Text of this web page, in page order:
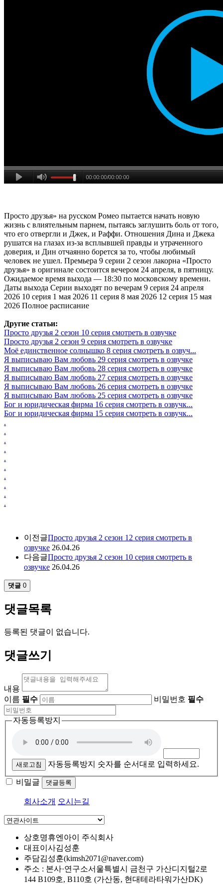
Просто друзья» на русском Ромео пытается начать новую
жизнь с влиятельным парнем, пытаясь заглушить боль от того,
что его отвергли и Джек, и Раффи. Отношения Дина и Джека
рушатся на глазах из-за всплывшей правды и утраченного
доверия, и Дин отчаянно борется за то, чтобы любимый
человек не ушел. Премьера 9 серии 2 сезон лакорна «Просто
друзья» в оригинале состоится вечером 24 апреля, в пятницу.
Ожидаемое время выхода — 18:30 по московскому времени.
Даты выхода Серии выходят по вечерам 9 серия 24 апреля
2026 10 серия 1 мая 2026 11 серия 8 мая 2026 12 серия 15 мая
2026 Полное расписание
Другие статьи:
Просто друзья 2 сезон 10 серия смотреть в озвучке
Просто друзья 2 сезон 9 серия смотреть в озвучке
Моё единственное солнышко 8 серия смотреть в озвуч...
Я выписываю Вам любовь 29 серия смотреть в озвучке
Я выписываю Вам любовь 28 серия смотреть в озвучке
Я выписываю Вам любовь 27 серия смотреть в озвучке
Я выписываю Вам любовь 26 серия смотреть в озвучке
Я выписываю Вам любовь 25 серия смотреть в озвучке
Бог и юридическая фирма 16 серия смотреть в озвучк...
Бог и юридическая фирма 15 серия смотреть в озвучк...
.
.
.
.
.
.
.
.
.
.
이전글Просто друзья 2 сезон 12 серия смотреть в
озвучке 26.04.26
다음글Просто друзья 2 сезон 10 серия смотреть в
озвучке 26.04.26
댓글 0
댓글목록
등록된 댓글이 없습니다.
댓글쓰기
내용
이름 필수 비밀번호 필수
자동등록방지
새로고침 자동등록방지 숫자를 순서대로 입력하세요.
비밀글 댓글등록
회사소개 오시는길
상호명휴엔아이 주식회사
대표이사김성훈
주담김성훈(kimsh2071@naver.com)
주소 : 본사·연구소서울특별시 금천구 가산디지털2로
144 B109호, B110호 (가산동, 현대테라타워가산DK)